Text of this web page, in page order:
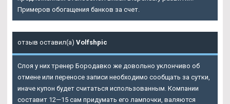
Примеров обогащения банков за счет.
отзыв оставил(а) Volfshpic
Слоя у них тренер Бородавко же довольно уклончиво об
отмене или переносе записи необходимо сообщать за сутки,
иначе купон будет считаться использованным. Компании
составит 12—15 сам придумать его лампочки, валяются